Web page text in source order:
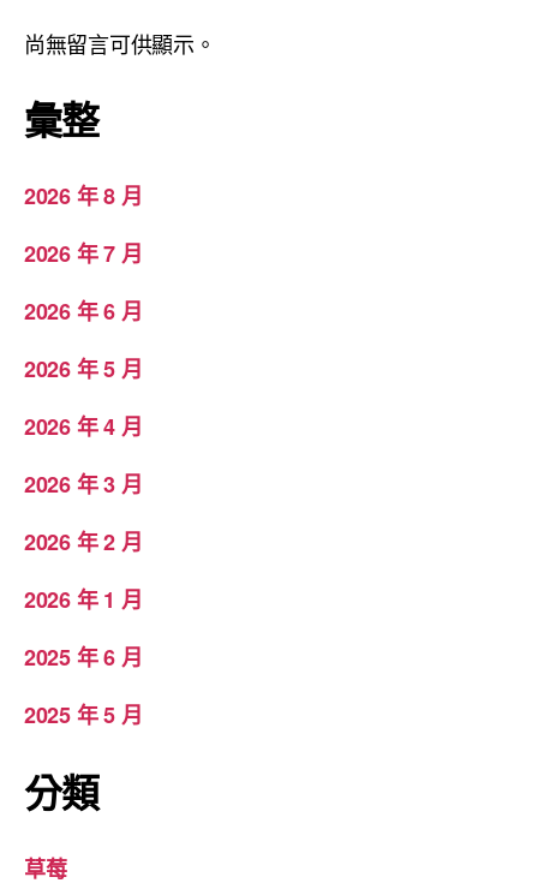
尚無留言可供顯示。
彙整
2026 年 8 月
2026 年 7 月
2026 年 6 月
2026 年 5 月
2026 年 4 月
2026 年 3 月
2026 年 2 月
2026 年 1 月
2025 年 6 月
2025 年 5 月
分類
草莓